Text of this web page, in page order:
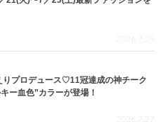
2026.7.29
りプロデュース♡11冠達成の神チーク
ー血色”カラーが登場！
2026.7.27